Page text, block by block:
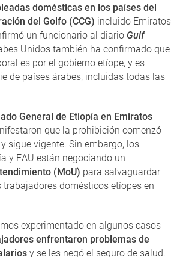
domésticas en los países del
del Golfo (CCG) incluido Emiratos
un funcionario al diario Gulf
Unidos también ha confirmado que
es por el gobierno etíope, y es
de países árabes, incluidas todas las
General de Etiopía en Emiratos
que la prohibición comenzó
sigue vigente. Sin embargo, los
y EAU están negociando un
(MoU) para salvaguardar
trabajadores domésticos etíopes en
experimentado en algunos casos
enfrentaron problemas de
y se les negó el seguro de salud.